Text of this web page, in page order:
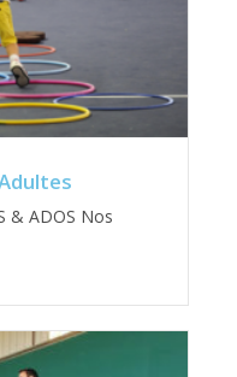
& ADOS Nos